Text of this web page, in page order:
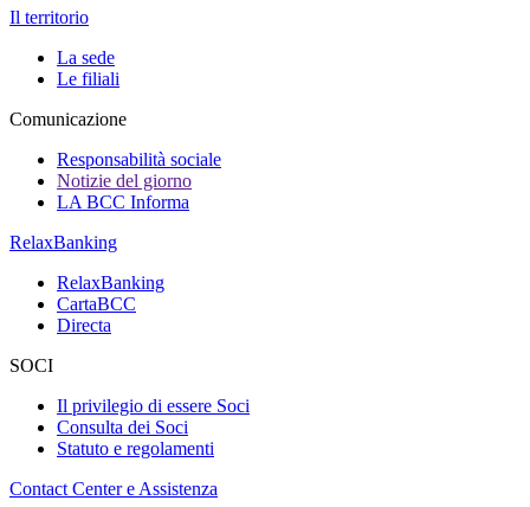
Il territorio
La sede
Le filiali
Comunicazione
Responsabilità sociale
Notizie del giorno
LA BCC Informa
RelaxBanking
RelaxBanking
CartaBCC
Directa
SOCI
Il privilegio di essere Soci
Consulta dei Soci
Statuto e regolamenti
Contact Center e Assistenza